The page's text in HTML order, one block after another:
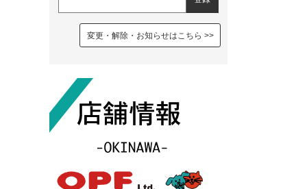
変更・解除・お知らせはこちら